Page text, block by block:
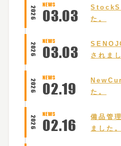
2026
NEWS
03.03
た。
2026
NEWS
03.03
されま
2026
NEWS
02.19
た。
2026
NEWS
02.16
備品管
ました。